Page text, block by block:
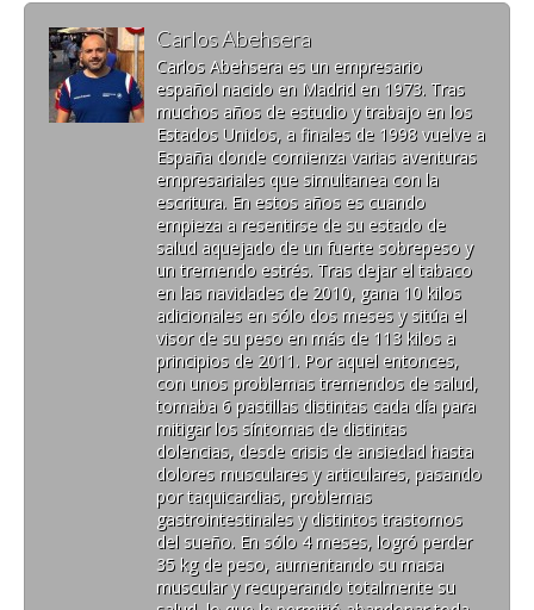
Carlos Abehsera
Carlos Abehsera es un empresario
español nacido en Madrid en 1973. Tras
muchos años de estudio y trabajo en los
Estados Unidos, a finales de 1998 vuelve a
España donde comienza varias aventuras
empresariales que simultanea con la
escritura. En estos años es cuando
empieza a resentirse de su estado de
salud aquejado de un fuerte sobrepeso y
un tremendo estrés. Tras dejar el tabaco
en las navidades de 2010, gana 10 kilos
adicionales en sólo dos meses y sitúa el
visor de su peso en más de 113 kilos a
principios de 2011. Por aquel entonces,
con unos problemas tremendos de salud,
tomaba 6 pastillas distintas cada día para
mitigar los síntomas de distintas
dolencias, desde crisis de ansiedad hasta
dolores musculares y articulares, pasando
por taquicardias, problemas
gastrointestinales y distintos trastornos
del sueño. En sólo 4 meses, logró perder
35 kg de peso, aumentando su masa
muscular y recuperando totalmente su